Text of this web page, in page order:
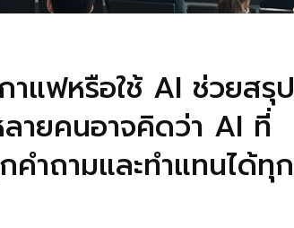
าแฟหรือใช้ AI ช่วยสรุป
ายคนอาจคิดว่า AI ที่
ำถามและทำแทนได้ทุก